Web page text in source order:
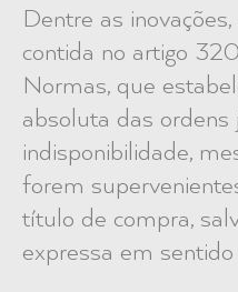
Dentre as
contida no artigo
Normas, que
absoluta das ordens
indisponibilidade,
forem
título de compra,
expressa em sentido